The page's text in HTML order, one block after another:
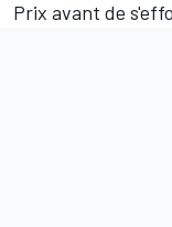
Prix avant de